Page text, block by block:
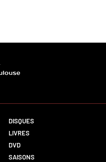
DISQUES
LIVRES
DVD
SAISONS